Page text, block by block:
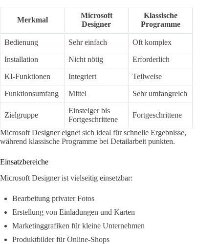
Merkmal
Microsoft
Designer
Klassische
Programme
Bedienung Sehr einfach Oft komplex
Installation Nicht nötig Erforderlich
KI-Funktionen Integriert Teilweise
Funktionsumfang Mittel Sehr umfangreich
Zielgruppe
Einsteiger bis
Fortgeschrittene
Fortgeschrittene
Microsoft Designer eignet sich ideal für schnelle Ergebnisse,
während klassische Programme bei Detailarbeit punkten.
Einsatzbereiche
Microsoft Designer ist vielseitig einsetzbar:
Bearbeitung privater Fotos
Erstellung von Einladungen und Karten
Marketinggrafiken für kleine Unternehmen
Produktbilder für Online-Shops